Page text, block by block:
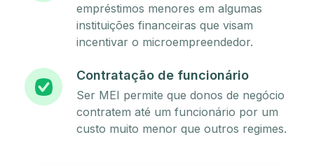
empréstimos menores em algumas
instituições financeiras que visam
incentivar o microempreendedor.
Contratação de funcionário
Ser MEI permite que donos de negócio
contratem até um funcionário por um
custo muito menor que outros regimes.